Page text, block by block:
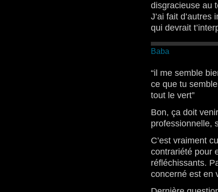
disgracieuse au
J’ai fait
qui devrait
Baba
“il me semble
ce que tu
tout le vert”
Bon, ça doit
professionnelle,
C’est vraiment
contrariété pour
réfléchissants.
concerné est en